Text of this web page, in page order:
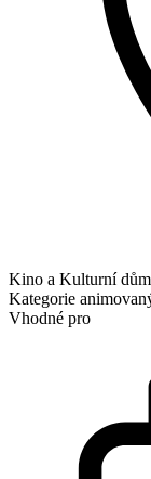
Kino a Kulturní
Kategorie
Vhodné pro